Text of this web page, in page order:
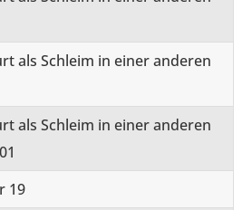
als Schleim in einer anderen
als Schleim in einer anderen
19